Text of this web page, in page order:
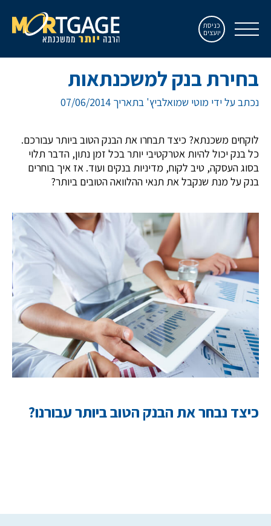
כניסת
יועצים
בחירת בנק למשכנתאות
נכתב על ידי מוטי שמואלביץ' בתאריך 07/06/2014
לוקחים משכנתא? כיצד תבחרו את הבנק הטוב ביותר עבורכם.
כל בנק יכול להיות אטרקטיבי יותר בכל זמן נתון, הדבר תלוי
בסוג העסקה, טיב לקוח, מדיניות בנקים ועוד. אז איך בוחרים
בנק על מנת שנקבל את תנאי ההלוואה הטובים ביותר?
כיצד נבחר את הבנק הטוב ביותר עבורנו?